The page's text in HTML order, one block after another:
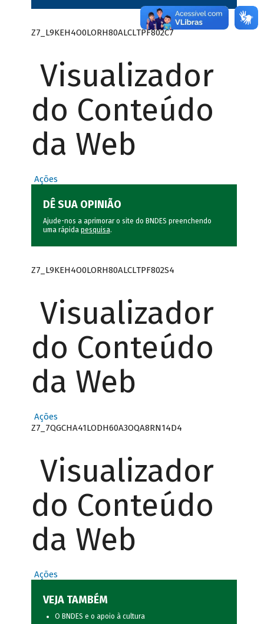
Z7_L9KEH4O0LORH80ALCLTPF802C7
Visualizador
do Conteúdo
da Web
Ações
DÊ SUA OPINIÃO
Ajude-nos a aprimorar o site do BNDES preenchendo
uma rápida pesquisa.
Z7_L9KEH4O0LORH80ALCLTPF802S4
Visualizador
do Conteúdo
da Web
Ações
Z7_7QGCHA41LODH60A3OQA8RN14D4
Visualizador
do Conteúdo
da Web
Ações
VEJA TAMBÉM
O BNDES e o apoio à cultura